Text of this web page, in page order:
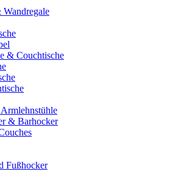
Wandregale
& Couchtische
& Barhocker
Fußhocker